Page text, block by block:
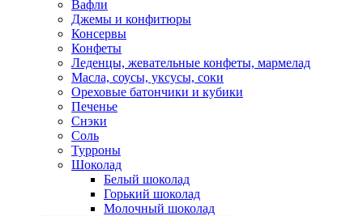
Вафли
Джемы и конфитюры
Консервы
Конфеты
Леденцы, жевательные конфеты, мармелад
Масла, соусы, уксусы, соки
Ореховые батончики и кубики
Печенье
Снэки
Соль
Турроны
Шоколад
Белый шоколад
Горький шоколад
Молочный шоколад